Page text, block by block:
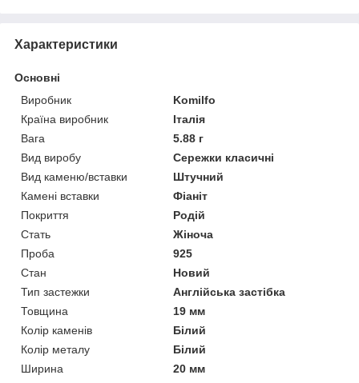
Характеристики
Основні
Виробник
Komilfo
Країна виробник
Італія
Вага
5.88 г
Вид виробу
Сережки класичні
Вид каменю/вставки
Штучний
Камені вставки
Фіаніт
Покриття
Родій
Стать
Жіноча
Проба
925
Стан
Новий
Тип застежки
Англійська застібка
Товщина
19 мм
Колір каменів
Білий
Колір металу
Білий
Ширина
20 мм